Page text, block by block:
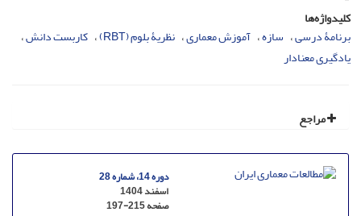
کلیدواژه‌ها
برنامۀ درسی سازه آموزش معماری نظریۀ بلوم (RBT)
کاربست دانش
یادگیری معنادار
مراجع
دوره 14، شماره 28
اسفند 1404
صفحه197-215